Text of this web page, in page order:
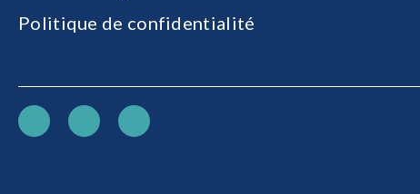
Politique de confidentialité